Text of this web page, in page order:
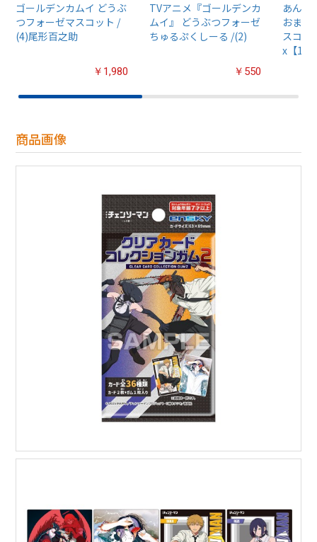
ゴールデンカムイ どうぶ
つフォーゼマスコット /
(4)尾形百之助
￥1,980
TVアニメ『ゴールデンカ
ムイ』 どうぶつフォーゼ
ちゅるぷくしーる /(2)
￥550
あんさ
おまん
スコッ
x【
商品画像